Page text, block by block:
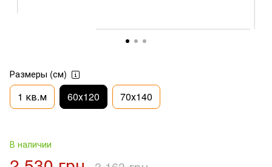
Размеры (см)
1 кв.м 60х120 70х140
В наличии